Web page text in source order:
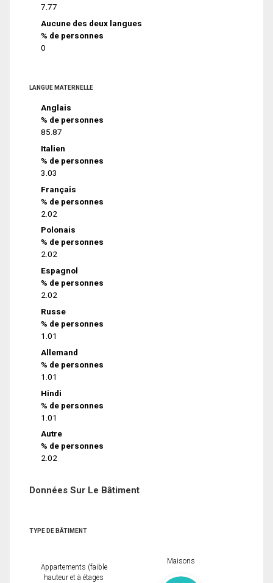
7.77
Aucune des deux langues
% de personnes
0
LANGUE MATERNELLE
Anglais
% de personnes
85.87
Italien
% de personnes
3.03
Français
% de personnes
2.02
Polonais
% de personnes
2.02
Espagnol
% de personnes
2.02
Russe
% de personnes
1.01
Allemand
% de personnes
1.01
Hindi
% de personnes
1.01
Autre
% de personnes
2.02
Données Sur Le Bâtiment
TYPE DE BÂTIMENT
Appartements (faible
hauteur et à étages
Maisons